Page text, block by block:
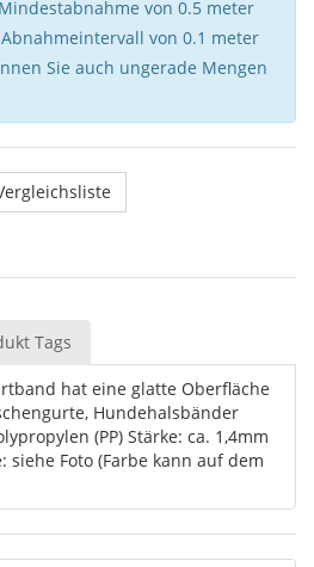
von 0.5 meter
von 0.1 meter
Sie auch ungerade Mengen
Tags
hat eine glatte Oberfläche
Hundehalsbänder
(PP) Stärke: ca. 1,4mm
siehe Foto (Farbe kann auf dem